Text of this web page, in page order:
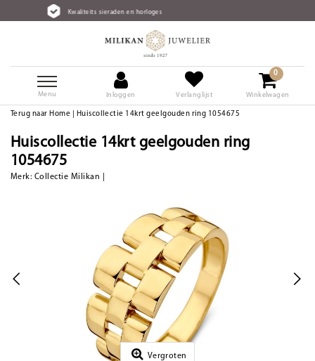
sieraden en horloges
Menu Inloggen Verlanglijst
0
Winkelwagen
Terug naar Home Huiscollectie 14krt geelgouden ring 1054675
Huiscollectie 14krt geelgouden ring
1054675
Merk: Collectie Milikan
Vergroten